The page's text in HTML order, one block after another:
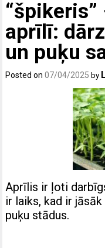
aprīlī:
un puķu
Posted on07/04/2025 by
Aprīlis ir ļoti
ir laiks, kad ir
puķu stādus.